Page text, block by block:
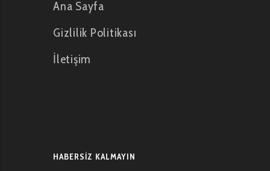
Ana Sayfa
Gizlilik Politikası
İletişim
HABERSİZ KALMAYIN